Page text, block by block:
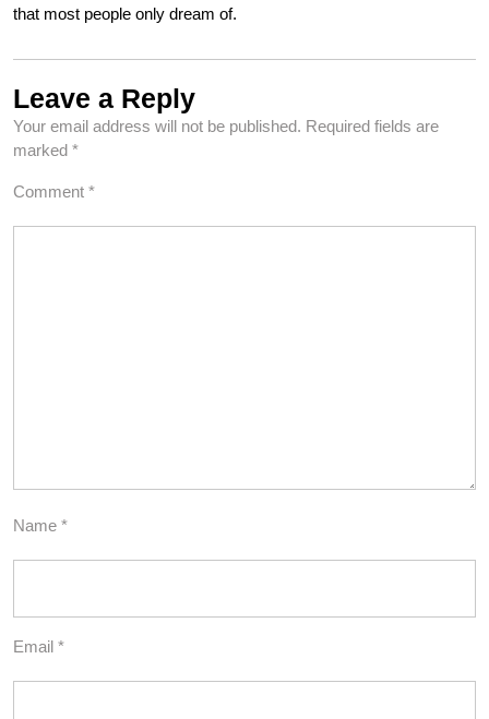
that most people only dream of.
Leave a Reply
Your email address will not be published. Required fields are
marked *
Comment *
Name *
Email *